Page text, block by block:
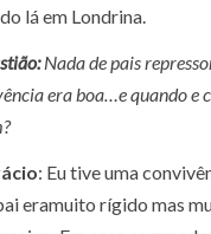
lá em Londrina.
Nada de pais
era boa…e quando e
: Eu tive uma
eramuito rígido mas